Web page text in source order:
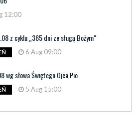
12:00
z cyklu „365 dni ze sługą Bożym"
6 Aug 09:00
wg słowa Świętego Ojca Pio
5 Aug 15:00